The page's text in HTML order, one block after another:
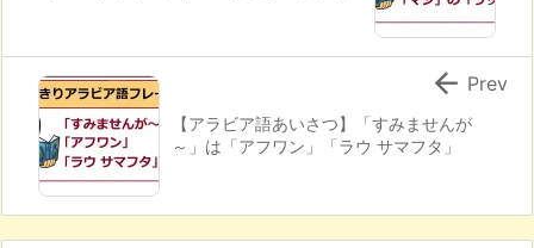
【アラビア語あいさつ】「すみませんが
～」は「アフワン」「ラウ サマフタ」
 Prev